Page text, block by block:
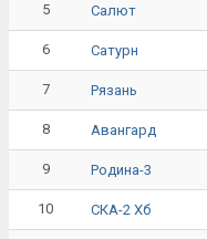
5 Салют
6 Сатурн
7 Рязань
8 Авангард
9 Родина-3
10 СКА-2 Хб